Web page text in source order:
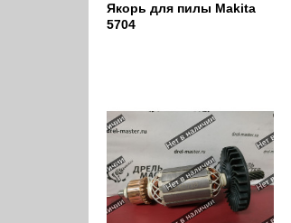
Якорь для пилы Makita
5704